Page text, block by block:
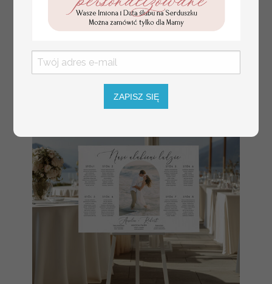
numerki na stół weselny
z tłoczonymi kwiatami,
eleganckie numerki na
numerki na stół weselny,
dekoracja stołów
weselnych tłoczone
Promocja:
10 PLN/ 13.00 PLN
ZAPISZ SIĘ